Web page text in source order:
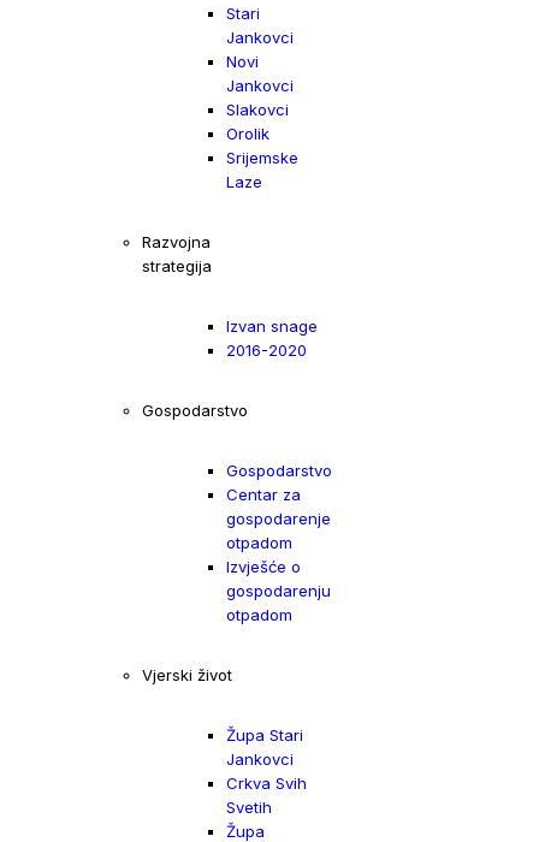
Stari
Jankovci
Novi
Jankovci
Slakovci
Orolik
Srijemske
Laze
Razvojna
strategija
Izvan snage
2016-2020
Gospodarstvo
Gospodarstvo
Centar za
gospodarenje
otpadom
Izvješće o
gospodarenju
otpadom
Vjerski život
Župa Stari
Jankovci
Crkva Svih
Svetih
Župa